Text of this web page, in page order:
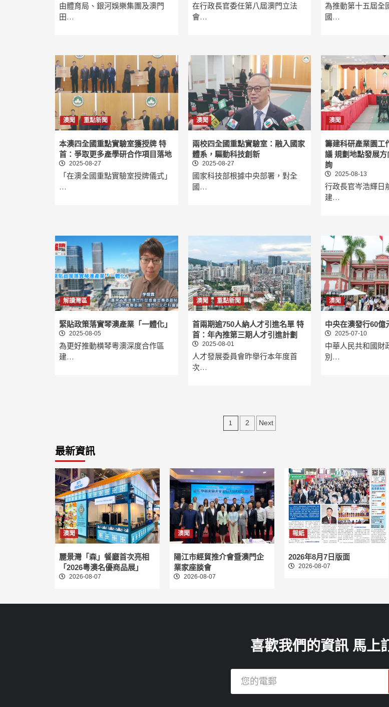
由體育局、銀河娛樂集團及澳門
田…
在行政長官委任第八屆澳門立法
會…
為推動第十五屆全
國…
澳聞 重點新聞
本澳四全國重點實驗室獲授牌 特
首：爭取更多產學研合作項目落地
2025-08-27
「在澳全國重點實驗室授牌儀式」
…
澳聞
兩校四全國重點實驗室：融入國家
體系，驅動科技創新
2025-08-27
國家科技部根據中央部署，對全
國…
澳聞
籌建科研產業園工
議 規劃地點發展
詢
2025-08-13
行政長官岑浩輝日
建…
解讀灣區
緊貼政策落實琴澳產業「一體化」
2025-08-05
為更好推動橫琴粵澳深度合作區
建…
澳聞 重點新聞
首兩期逾750人納人才引進名單 特
首：年內推第三期人才引進計劃
2025-08-01
人才發展委員會昨舉行本年度首
次…
澳聞
中央在澳發行60億
2025-07-10
中華人民共和國財
別…
文
頁
1 2 Next
最新資訊
澳聞
麗景灣「森」餐廳首次亮相
「2026粵澳名優商品展」
2026-08-07
澳聞
陽江市經貿推介會暨澳門企
業家座談會
2026-08-07
報紙
2026年8月7日版面
2026-08-07
喜歡我們的資訊 馬上